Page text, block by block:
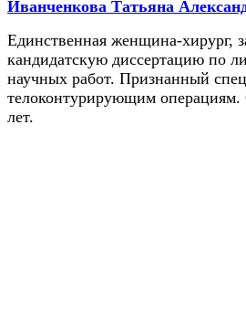
Иванченкова Татьяна
Единственная женщина-хирург,
кандидатскую диссертацию по
научных работ. Признанный
телоконтурирующим
лет.